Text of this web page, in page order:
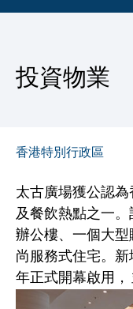
投資物業
香港特別行政區
太古廣場獲公認為
及餐飲熱點之一
辦公樓、一個大
尚服務式住宅。
年正式開幕啟用，